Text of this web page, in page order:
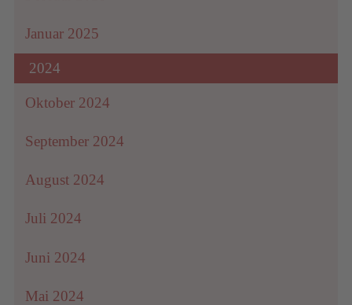
Januar 2025
2024
Oktober 2024
September 2024
August 2024
Juli 2024
Juni 2024
Mai 2024